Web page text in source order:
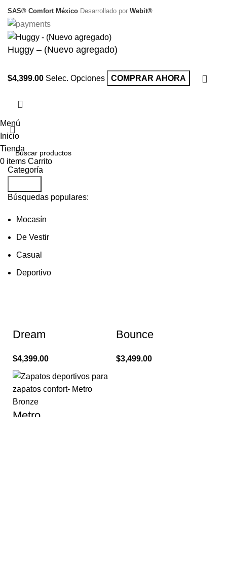
SAS® Comfort México Desarrollado por Webit®
Huggy – (Nuevo agregado)
$4,399.00 Selec. Opciones COMPRAR AHORA
Categoría
Búsquedas populares:
Mocasín
De Vestir
Casual
Deportivo
Dream
$4,399.00
Bounce
$3,499.00
Metro
Menú
Inicio
Tienda
0 items Carrito